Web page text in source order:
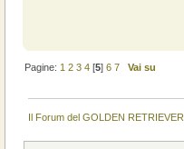
Pagine: 1 2 3 4 [5]6 7 Vai su
Il Forum del GOLDEN RETRIEVER